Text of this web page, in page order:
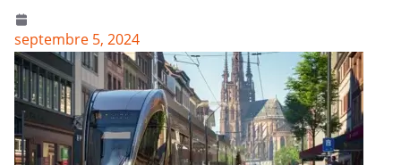
septembre 5, 2024